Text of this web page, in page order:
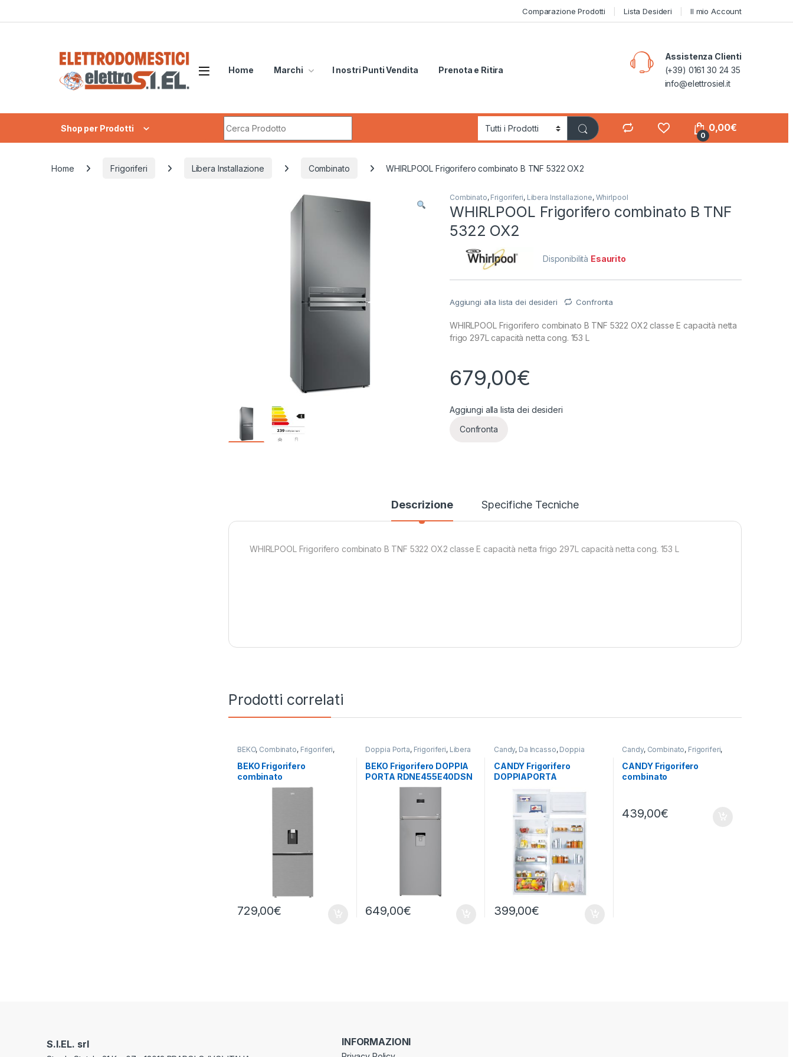
Comparazione Prodotti Lista Desideri Il mio Account
Home Marchi I nostri Punti Vendita Prenota e Ritira
Assistenza Clienti
(+39) 0161 30 24 35
info@elettrosiel.it
Shop per Prodotti
0
0,00€
Home Frigoriferi Libera Installazione Combinato WHIRLPOOL Frigorifero combinato B TNF 5322 OX2
Combinato, Frigoriferi, Libera Installazione, Whirlpool
WHIRLPOOL Frigorifero combinato B TNF
5322 OX2
Disponibilità Esaurito
Aggiungi alla lista dei desideri Confronta
WHIRLPOOL Frigorifero combinato B TNF 5322 OX2 classe E capacità netta
frigo 297L capacità netta cong. 153 L
679,00€
Aggiungi alla lista dei desideri
Confronta
Descrizione Specifiche Tecniche
WHIRLPOOL Frigorifero combinato B TNF 5322 OX2 classe E capacità netta frigo 297L capacità netta cong. 153 L
Prodotti correlati
BEKO, Combinato, Frigoriferi,
BEKO Frigorifero
combinato
B3RCNE564HDXB TOTAL
729,00€
Doppia Porta, Frigoriferi, Libera
Installazione
BEKO Frigorifero DOPPIA
PORTA RDNE455E40DSN
TOTAL NO FROST
649,00€
Candy, Da Incasso, Doppia
,
CANDY Frigorifero
DOPPIAPORTA
399,00€
Candy, Combinato, Frigoriferi,
Libera Installazione
CANDY Frigorifero
combinato
439,00€
S.I.EL. srl INFORMAZIONI